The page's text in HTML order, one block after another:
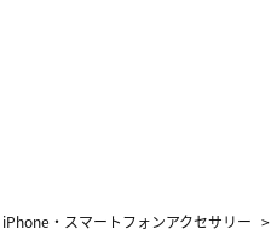
iPhone・スマートフォンアクセサリー >